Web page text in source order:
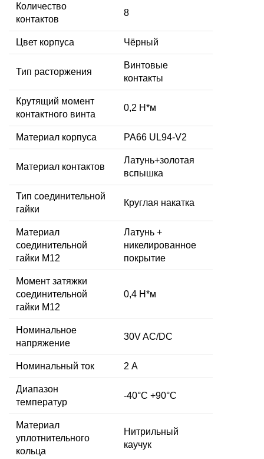
Количество
контактов
8
Цвет корпуса Чёрный
Тип расторжения
Винтовые
контакты
Крутящий момент
контактного винта
0,2 Н*м
Материал корпуса PA66 UL94-V2
Материал контактов
Латунь+золотая
вспышка
Тип соединительной
гайки
Круглая накатка
Материал
соединительной
гайки M12
Латунь +
никелированное
покрытие
Момент затяжки
соединительной
гайки M12
0,4 Н*м
Номинальное
напряжение
30V AC/DC
Номинальный ток 2 А
Диапазон
температур
-40°C +90°C
Материал
уплотнительного
кольца
Нитрильный
каучук